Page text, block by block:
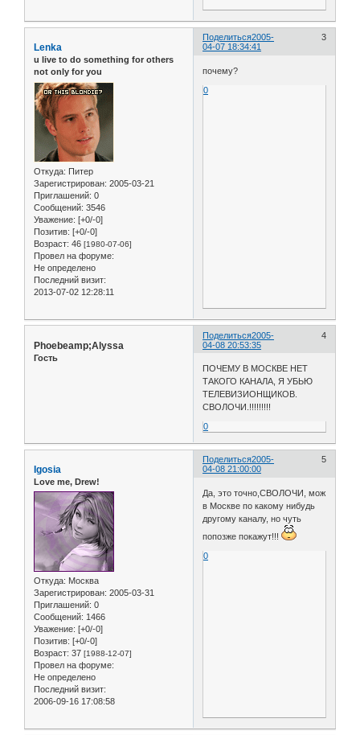
Поделиться 3
2005-
04-07 18:34:41
Lenka
u live to do something for others
not only for you
Откуда: Питер
Зарегистрирован: 2005-03-21
Приглашений: 0
Сообщений: 3546
Уважение: [+0/-0]
Позитив: [+0/-0]
Возраст: 46 [1980-07-06]
Провел на форуме:
Не определено
Последний визит:
2013-07-02 12:28:11
почему?
0
Поделиться 4
2005-
04-08 20:53:35
Phoebeamp;Alyssa
Гость
ПОЧЕМУ В МОСКВЕ НЕТ
ТАКОГО КАНАЛА, Я УБЬЮ
ТЕЛЕВИЗИОНЩИКОВ.
СВОЛОЧИ.!!!!!!!!!
0
Поделиться 5
2005-
04-08 21:00:00
Igosia
Love me, Drew!
Откуда: Москва
Зарегистрирован: 2005-03-31
Приглашений: 0
Сообщений: 1466
Уважение: [+0/-0]
Позитив: [+0/-0]
Возраст: 37 [1988-12-07]
Провел на форуме:
Не определено
Последний визит:
2006-09-16 17:08:58
Да, это точно,СВОЛОЧИ, мож
в Москве по какому нибудь
другому каналу, но чуть
попозже покажут!!!
0